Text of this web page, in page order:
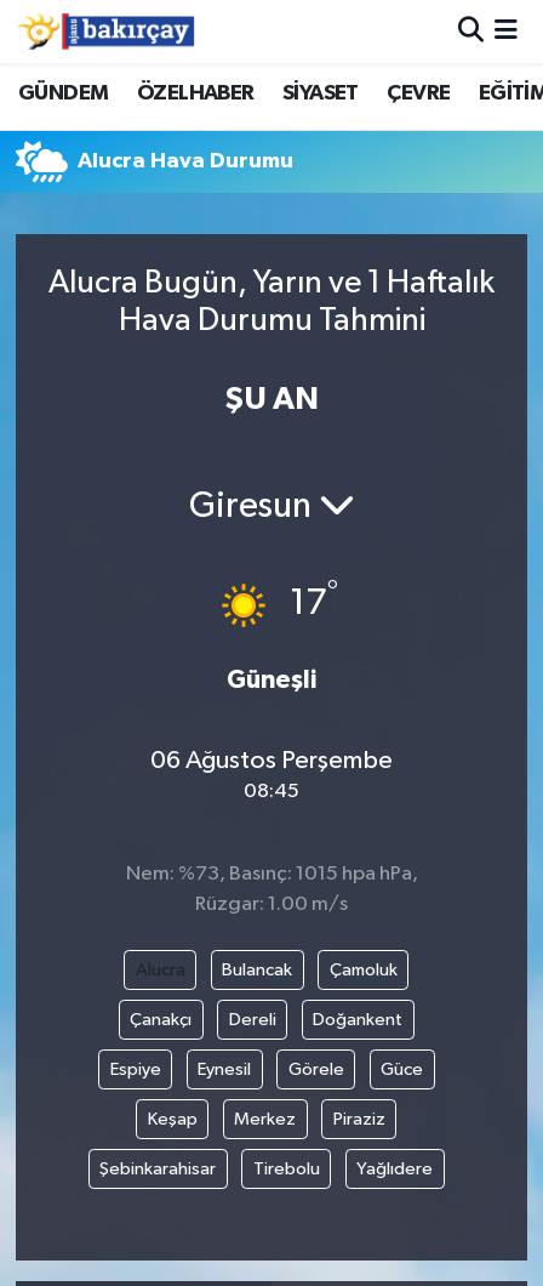
GÜNDEM ÖZELHABER SİYASET ÇEVRE
Alucra Hava Durumu
Alucra Bugün, Yarın ve 1 Haftalık
Hava Durumu Tahmini
ŞU AN
Giresun
17°
Güneşli
06 Ağustos Perşembe
08:45
Nem: %73, Basınç: 1015 hpa hPa,
Rüzgar: 1.00 m/s
Alucra Bulancak Çamoluk
Çanakçı Dereli Doğankent
Espiye Eynesil Görele Güce
Keşap Merkez Piraziz
Şebinkarahisar Tirebolu Yağlıdere
İzmir Nöbetçi Eczaneler
İzmir Hava Durumu
İzmir Trafik Yoğunluk Haritası